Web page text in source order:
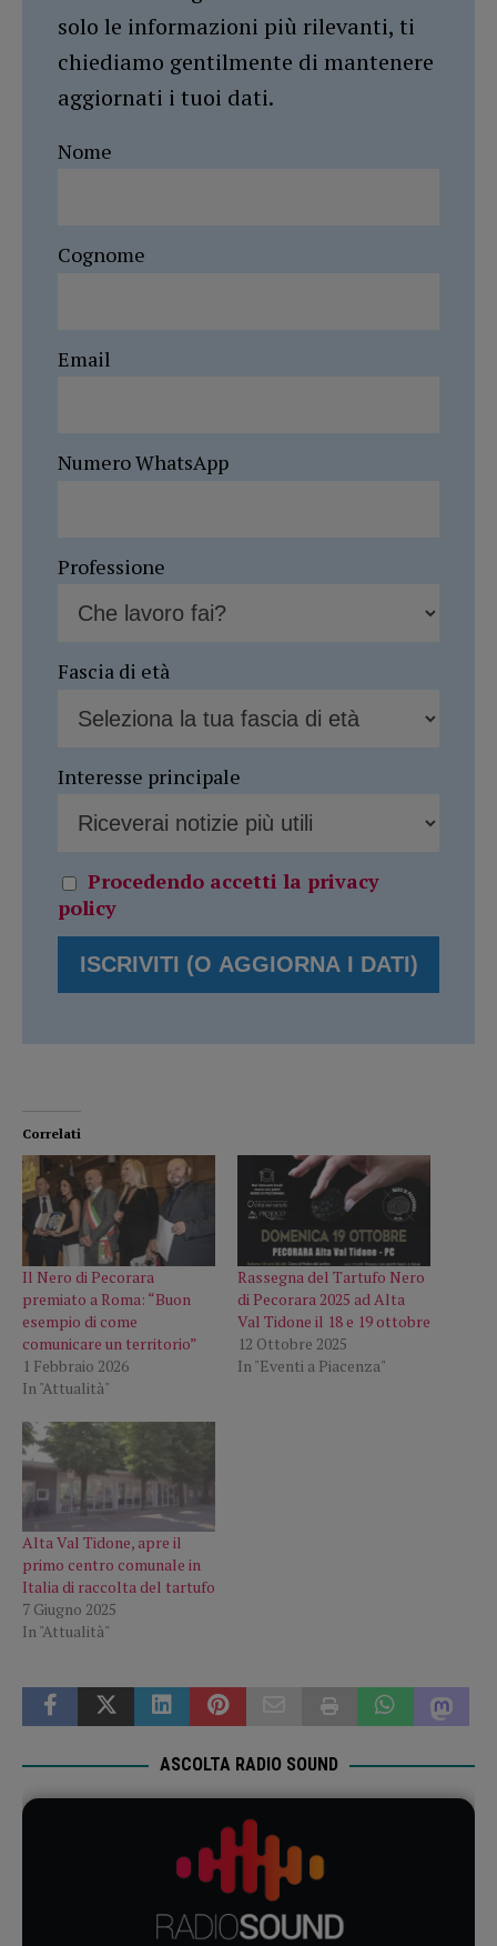
solo le informazioni più rilevanti, ti
chiediamo gentilmente di mantenere
aggiornati i tuoi dati.
Nome
Cognome
Email
Numero WhatsApp
Professione
Fascia di età
Interesse principale
Procedendo accetti la privacy
policy
Correlati
Il Nero di Pecorara
premiato a Roma: “Buon
esempio di come
comunicare un territorio”
1 Febbraio 2026
In "Attualità"
Rassegna del Tartufo Nero
di Pecorara 2025 ad Alta
Val Tidone il 18 e 19 ottobre
12 Ottobre 2025
In "Eventi a Piacenza"
Alta Val Tidone, apre il
primo centro comunale in
Italia di raccolta del tartufo
7 Giugno 2025
In "Attualità"
ASCOLTA RADIO SOUND